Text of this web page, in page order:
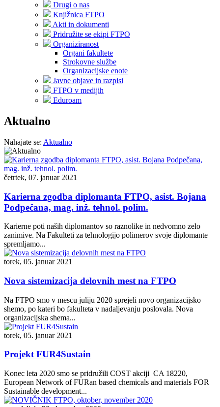
Drugi o nas
Knjižnica FTPO
Akti in dokumenti
Pridružite se ekipi FTPO
Organiziranost
Organi fakultete
Strokovne službe
Organizacijske enote
Javne objave in razpisi
FTPO v medijih
Eduroam
Aktualno
Nahajate se: Aktualno
četrtek, 07. januar 2021
Karierna zgodba diplomanta FTPO, asist. Bojana
Podpečana, mag. inž. tehnol. polim.
Karierne poti naših diplomantov so raznolike in nedvomno zelo
zanimive. Na Fakulteti za tehnologijo polimerov svoje diplomante
spremljamo...
torek, 05. januar 2021
Nova sistemizacija delovnih mest na FTPO
Na FTPO smo v mescu juliju 2020 sprejeli novo organizacijsko
shemo, po kateri bo fakulteta v nadaljevanju poslovala. Nova
organizacijska shema...
torek, 05. januar 2021
Projekt FUR4Sustain
Konec leta 2020 smo se pridružili COST akciji CA 18220,
European Network of FURan based chemicals and materials FOR
Sustainable development...